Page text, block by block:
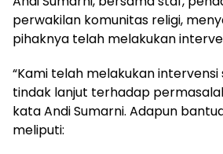
perwakilan komunitas religi,
pihaknya telah melakukan
“Kami telah melakukan
tindak lanjut terhadap
kata Andi Sumarni. Adapun
meliputi: